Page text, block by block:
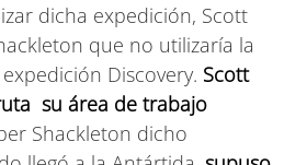
dicha expedición, Scott
que no utilizaría la
Discovery. Scott
su área de trabajo
Shackleton dicho